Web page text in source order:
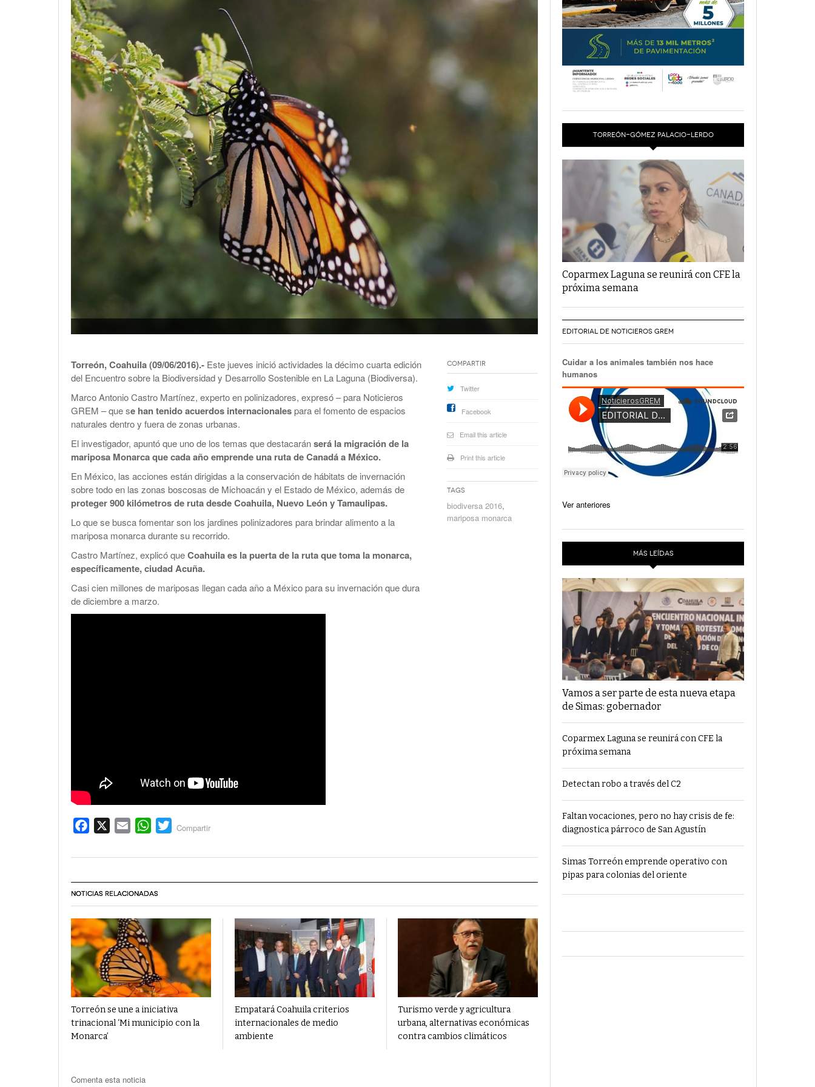
Torreón, Coahuila (09/06/2016).- Este jueves inició actividades la décimo cuarta edición
del Encuentro sobre la Biodiversidad y Desarrollo Sostenible en La Laguna (Biodiversa).
Marco Antonio Castro Martínez, experto en polinizadores, expresó – para Noticieros
GREM – que se han tenido acuerdos internacionalespara el fomento de espacios
naturales dentro y fuera de zonas urbanas.
El investigador, apuntó que uno de los temas que destacaránserá la migración de la
mariposa Monarca que cada año emprende una ruta de Canadá a México.
En México, las acciones están dirigidas a la conservación de hábitats de invernación
sobre todo en las zonas boscosas de Michoacán y el Estado de México, además de
proteger 900 kilómetros de ruta desde Coahuila, Nuevo León y Tamaulipas.
Lo que se busca fomentar son los jardines polinizadores para brindar alimento a la
mariposa monarca durante su recorrido.
Castro Martínez, explicó queCoahuila es la puerta de la ruta que toma la monarca,
específicamente, ciudad Acuña.
Casi cien millones de mariposas llegan cada año a México para su invernación que dura
de diciembre a marzo.
Facebook Email WhatsApp
Twitter
Compartir
Compartir
Twitter
Facebook
Email this article
Print this article
Tags
biodiversa 2016,
mariposa monarca
NOTICIAS RELACIONADAS
Torreón se une a iniciativa
trinacional ‘Mi municipio con la
Monarca’
Empatará Coahuila criterios
internacionales de medio
ambiente
Turismo verde y agricultura
urbana, alternativas económicas
contra cambios climáticos
Comenta esta noticia
TORREÓN-GÓMEZ PALACIO-LERDO
Coparmex Laguna se reunirá con CFE la
próxima semana
EDITORIAL DE NOTICIEROS GREM
Cuidar a los animales también nos hace
humanos
Ver anteriores
MÁS LEÍDAS
Vamos a ser parte de esta nueva etapa
de Simas: gobernador
Coparmex Laguna se reunirá con CFE la
próxima semana
Detectan robo a través del C2
Faltan vocaciones, pero no hay crisis de fe:
diagnostica párroco de San Agustín
Simas Torreón emprende operativo con
pipas para colonias del oriente